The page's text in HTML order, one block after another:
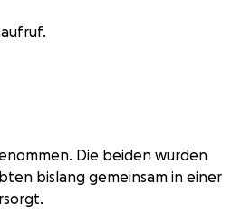
Die beiden wurden
bislang gemeinsam in einer